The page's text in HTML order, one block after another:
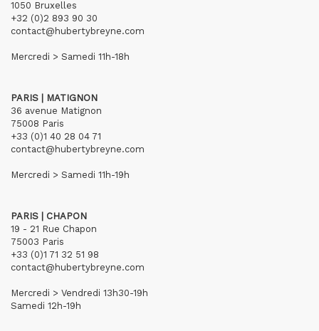
1050 Bruxelles
+32 (0)2 893 90 30
contact@hubertybreyne.com
Mercredi > Samedi 11h-18h
PARIS | MATIGNON
36 avenue Matignon
75008 Paris
+33 (0)1 40 28 04 71
contact@hubertybreyne.com
Mercredi > Samedi 11h-19h
PARIS | CHAPON
19 - 21 Rue Chapon
75003 Paris
+33 (0)1 71 32 51 98
contact@hubertybreyne.com
Mercredi > Vendredi 13h30-19h
Samedi 12h-19h